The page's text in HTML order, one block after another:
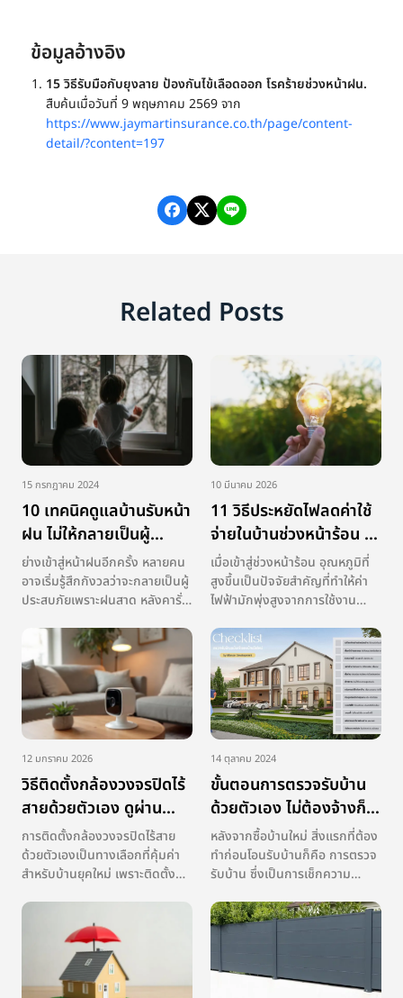
ข้อมูลอ้างอิง
15 วิธีรับมือกับยุงลาย ป้องกันไข้เลือดออก โรคร้ายช่วงหน้าฝน.
สืบค้นเมื่อวันที่ 9 พฤษภาคม 2569 จาก
https://www.jaymartinsurance.co.th/page/content-
detail/?content=197
Related Posts
15 กรกฎาคม 2024
10 เทคนิคดูแลบ้านรับหน้า
ฝน ไม่ให้กลายเป็นผู้
ประสบภัย
ย่างเข้าสู่หน้าฝนอีกครั้ง หลายคน
อาจเริ่มรู้สึกกังวลว่าจะกลายเป็นผู้
ประสบภัยเพราะฝนสาด หลังคารั่ว
พร้อมรับมือไว้ล่วงหน้า ด้วยการ
ตรวจเช็กส่วนต่าง ๆ ของบ้าน
อย่างรอบคอบ ก็จะสามารถรับมือ
กับสภาพอากาศที่แปรปรวนได้อย
[…]
10 มีนาคม 2026
11 วิธีประหยัดไฟลดค่าใช้
จ่ายในบ้านช่วงหน้าร้อน ทำ
ตามง่าย
เมื่อเข้าสู่ช่วงหน้าร้อน อุณหภูมิที่
สูงขึ้นเป็นปัจจัยสำคัญที่ทำให้ค่า
ไฟฟ้ามักพุ่งสูงจากการใช้งาน
และเครื่องใช้ไฟฟ้าอื่น ๆ ที่ต้อง
ทำงานหนักขึ้นเพื่อรับมือกับ
อากาศร้อน หลายครัวเรือนจึงเริ่ม
มองหาวิธีประหยัดไฟที่สามาร […]
12 มกราคม 2026
วิธีติดตั้งกล้องวงจรปิดไร้
สายด้วยตัวเอง ดูผ่าน
โทรศัพท์ได้
การติดตั้งกล้องวงจรปิดไร้สาย
ด้วยตัวเองเป็นทางเลือกที่คุ้มค่า
สำหรับบ้านยุคใหม่ เพราะติดตั้ง
วุ่นวาย เพียงเลือกกล้อง
Wireless IP Camera ที่รองรับ
การดูผ่านแอปพลิเคชันและมี
อุปกรณ์ติดตั้งครบชุดในกล่อง
หัวใจสำคัญอยู่ที่ก […]
14 ตุลาคม 2024
ขั้นตอนการตรวจรับบ้าน
ด้วยตัวเอง ไม่ต้องจ้างก็
ทำได้สบายมาก
หลังจากซื้อบ้านใหม่ สิ่งแรกที่ต้อง
ทำก่อนโอนรับบ้านก็คือ การตรวจ
รับบ้าน ซึ่งเป็นการเช็กความ
เจ้าของโครงการ หากว่าพบจุด
บกพร่อง การแก้ไขในช่วงเวลานี้จะ
หรือย้ายเข้ามาอยู่อาศัยแล้ว การ
ตรวจรับบ้าน สา […]